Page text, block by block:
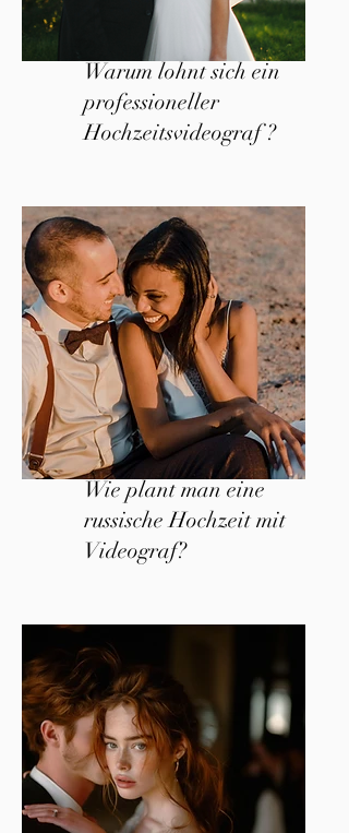
Warum lohnt sich ein
professioneller
Hochzeitsvideograf ?
Wie plant man eine
russische Hochzeit mit
Videograf?